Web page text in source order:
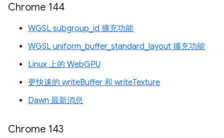
Chrome 144
WGSL subgroup_id 擴充功能
WGSL uniform_buffer_standard_layout 擴充功能
Linux 上的 WebGPU
更快速的 writeBuffer 和 writeTexture
Dawn 最新消息
Chrome 143